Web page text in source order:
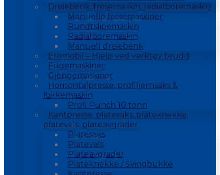
Dreiebenk, fresemaskin, radialboremaskin
Manuelle fresemaskiner
Rundtslipemaskin
Radialboremaskin
Manuell dreiebenk
Eromobil – Hjelp ved verktøy brudd
Fugemaskiner
Gjengemaskiner
Horisontalpresse, profiljernsaks &
lokkemaskin
Profi Punch 10 tonn
Kantpresse, platesaks, plateknekke,
platevals, plateavgrader
Platesaks
Platevals
Plateavgrader
Plateknekke / Svingbukke